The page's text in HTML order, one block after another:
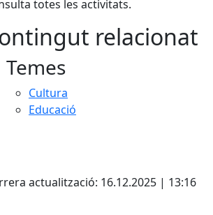
totes les activitats.
relacionat
Temes
Cultura
Educació
actualització: 16.12.2025 | 13:16